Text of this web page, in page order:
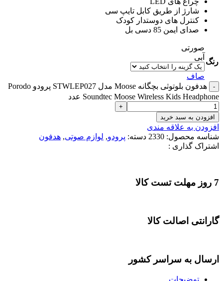
شارژ از طریق کابل تایپ سی
کنترل های دوستدار کودک
صدای ایمن 85 دسی بل
رنگ
صورتی
آبی
صاف
هدفون بلوتوثی بچگانه Moose مدل STWLEP027 پرودو Porodo
Soundtec Moose Wireless Kids Headphone عدد
افزودن به سبد خرید
افزودن به علاقه مندی
شناسه محصول: 2330 دسته: پرودو, لوازم صوتی, هدفون
اشتراک گذاری :
7 روز مهلت تست کالا
گارانتی اصالت کالا
ارسال به سراسر کشور